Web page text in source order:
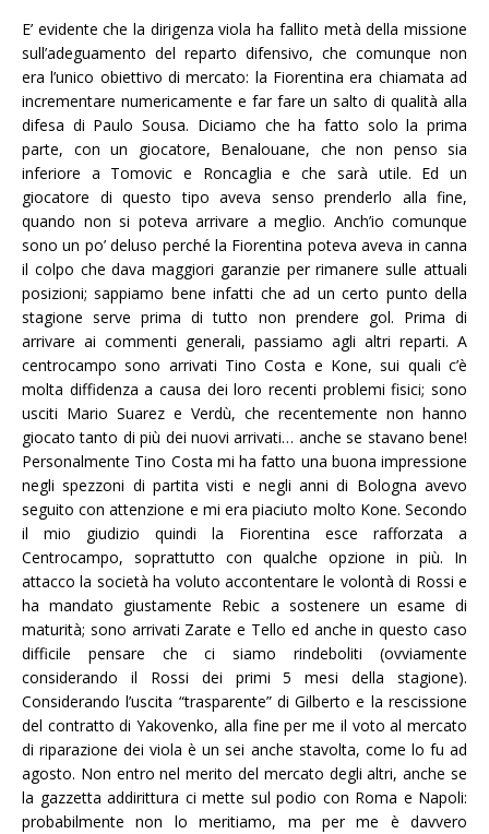
E’ evidente che la dirigenza viola ha fallito metà della missione
sull’adeguamento del reparto difensivo, che comunque non
era l’unico obiettivo di mercato: la Fiorentina era chiamata ad
incrementare numericamente e far fare un salto di qualità alla
difesa di Paulo Sousa. Diciamo che ha fatto solo la prima
parte, con un giocatore, Benalouane, che non penso sia
inferiore a Tomovic e Roncaglia e che sarà utile. Ed un
giocatore di questo tipo aveva senso prenderlo alla fine,
quando non si poteva arrivare a meglio. Anch’io comunque
sono un po’ deluso perché la Fiorentina poteva aveva in canna
il colpo che dava maggiori garanzie per rimanere sulle attuali
posizioni; sappiamo bene infatti che ad un certo punto della
stagione serve prima di tutto non prendere gol. Prima di
arrivare ai commenti generali, passiamo agli altri reparti. A
centrocampo sono arrivati Tino Costa e Kone, sui quali c’è
molta diffidenza a causa dei loro recenti problemi fisici; sono
usciti Mario Suarez e Verdù, che recentemente non hanno
giocato tanto di più dei nuovi arrivati… anche se stavano bene!
Personalmente Tino Costa mi ha fatto una buona impressione
negli spezzoni di partita visti e negli anni di Bologna avevo
seguito con attenzione e mi era piaciuto molto Kone. Secondo
il mio giudizio quindi la Fiorentina esce rafforzata a
Centrocampo, soprattutto con qualche opzione in più. In
attacco la società ha voluto accontentare le volontà di Rossi e
ha mandato giustamente Rebic a sostenere un esame di
maturità; sono arrivati Zarate e Tello ed anche in questo caso
difficile pensare che ci siamo rindeboliti (ovviamente
considerando il Rossi dei primi 5 mesi della stagione).
Considerando l’uscita “trasparente” di Gilberto e la rescissione
del contratto di Yakovenko, alla fine per me il voto al mercato
di riparazione dei viola è un sei anche stavolta, come lo fu ad
agosto. Non entro nel merito del mercato degli altri, anche se
la gazzetta addirittura ci mette sul podio con Roma e Napoli:
probabilmente non lo meritiamo, ma per me è davvero